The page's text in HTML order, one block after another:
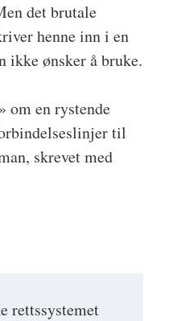
rettssystemet
det brutale
henne inn i en
ikke ønsker å bruke.
om en rystende
til
skrevet med